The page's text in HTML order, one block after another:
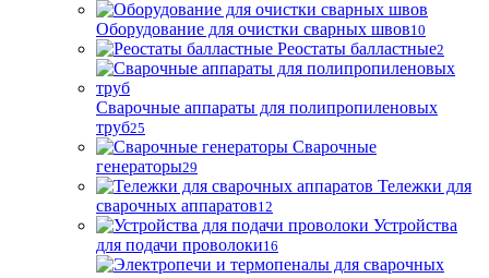
Оборудование для очистки сварных швов10
Реостаты балластные2
Сварочные аппараты для полипропиленовых
труб25
Сварочные
генераторы29
Тележки для
сварочных аппаратов12
Устройства
для подачи проволоки16